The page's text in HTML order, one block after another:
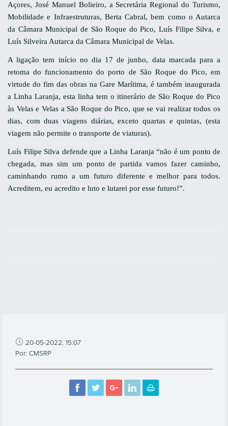
Açores, José Manuel Bolieiro, a Secretária Regional do Turismo,
Mobilidade e Infraestruturas, Berta Cabral, bem como o Autarca
da Câmara Municipal de São Roque do Pico, Luís Filipe Silva, e
Luís Silveira Autarca da Câmara Municipal de Velas.
A ligação tem início no dia 17 de junho, data marcada para a
retoma do funcionamento do porto de São Roque do Pico, em
virtude do fim das obras na Gare Marítima, é também inaugurada
a Linha Laranja, esta linha tem o itinerário de São Roque do Pico
às Velas e Velas a São Roque do Pico, que se vai realizar todos os
dias, com duas viagens diárias, exceto quartas e quintas, (esta
viagem não permite o transporte de viaturas).
Luís Filipe Silva defende que a Linha Laranja “não é um ponto de
chegada, mas sim um ponto de partida vamos fazer caminho,
caminhando rumo a um futuro diferente e melhor para todos.
Acreditem, eu acredito e luto e lutarei por esse futuro!”.
20-05-2022, 15:07
Por: CMSRP